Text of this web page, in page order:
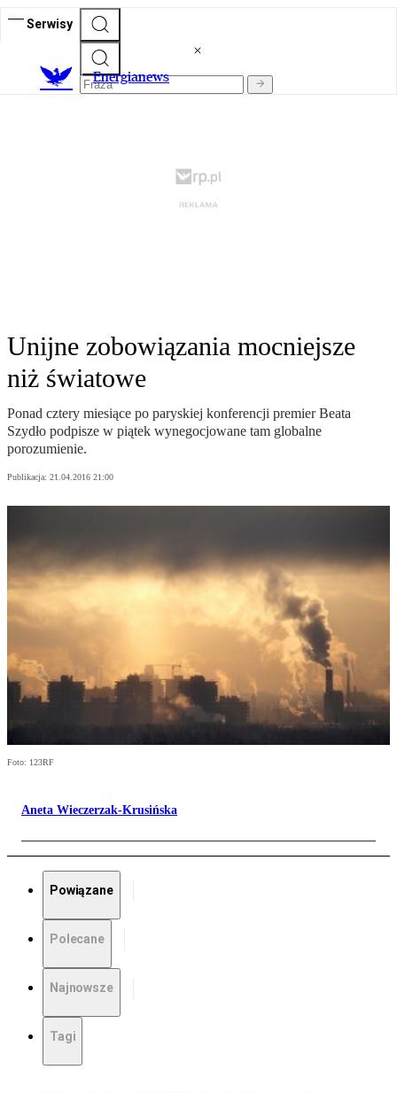
Serwisy
Energianews
Unijne zobowiązania mocniejsze
niż światowe
Ponad cztery miesiące po paryskiej konferencji premier Beata
Szydło podpisze w piątek wynegocjowane tam globalne
porozumienie.
Publikacja: 21.04.2016 21:00
Foto: 123RF
Aneta Wieczerzak-Krusińska
Powiązane
Polecane
Najnowsze
Tagi